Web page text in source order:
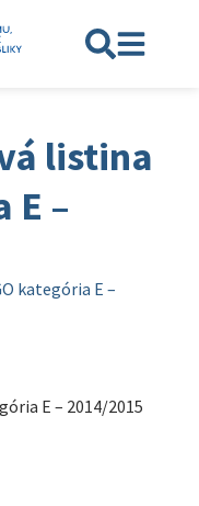
listina
E –
kategória E –
E – 2014/2015